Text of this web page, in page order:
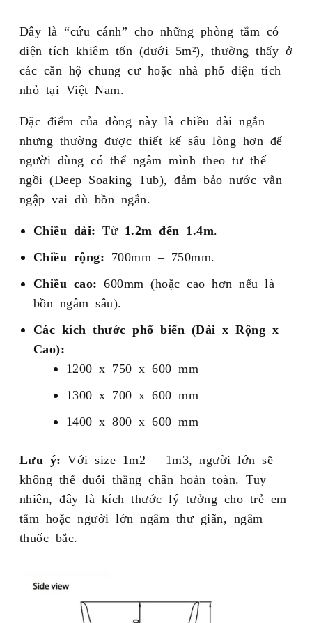
Đây là “cứu cánh” cho những phòng tắm có
diện tích khiêm tốn (dưới 5m²), thường thấy ở
các căn hộ chung cư hoặc nhà phố diện tích
nhỏ tại Việt Nam.
Đặc điểm của dòng này là chiều dài ngắn
nhưng thường được thiết kế sâu lòng hơn để
người dùng có thể ngâm mình theo tư thế
ngồi (Deep Soaking Tub), đảm bảo nước vẫn
ngập vai dù bồn ngắn.
Chiều dài: Từ 1.2m đến 1.4m
Chiều rộng: 700mm – 750mm.
Chiều cao: 600mm (hoặc cao hơn nếu là
bồn ngâm sâu).
Các kích thước phổ biến (Dài x Rộng x
Cao):
1200 x 750 x 600 mm
1300 x 700 x 600 mm
1400 x 800 x 600 mm
Lưu ý: Với size 1m2 – 1m3, người lớn sẽ
không thể duỗi thẳng chân hoàn toàn. Tuy
nhiên, đây là kích thước lý tưởng cho trẻ em
tắm hoặc người lớn ngâm thư giãn, ngâm
thuốc bắc.